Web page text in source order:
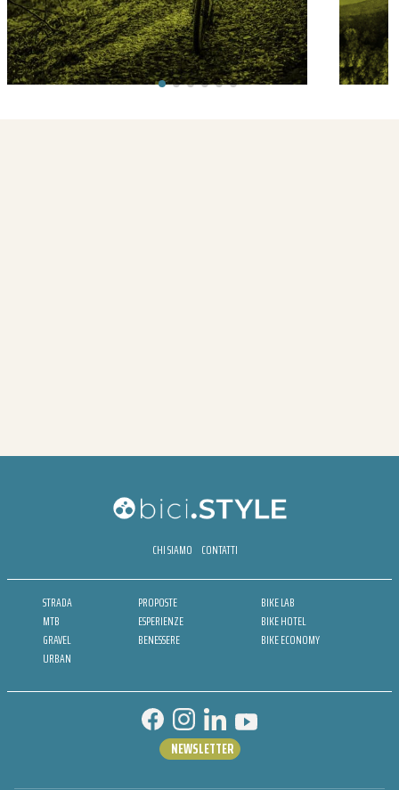
CHI SIAMO CONTATTI
STRADA
MTB
GRAVEL
URBAN
PROPOSTE
ESPERIENZE
BENESSERE
BIKE LAB
BIKE HOTEL
BIKE ECONOMY
NEWSLETTER